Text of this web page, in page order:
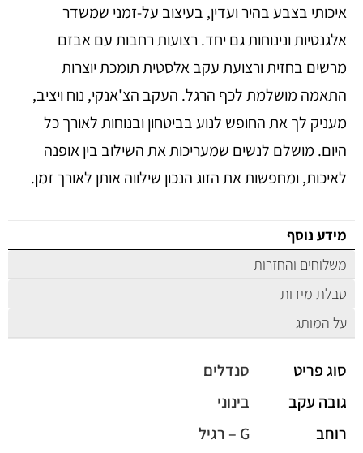
איכותי בצבע בהיר ועדין, בעיצוב על-זמני שמשדר
אלגנטיות ונינוחות גם יחד. רצועות רחבות עם אבזם
מרשים בחזית ורצועת עקב אלסטית תומכת יוצרות
התאמה מושלמת לכף הרגל. העקב הצ'אנקי, נוח ויציב,
מעניק לך את החופש לנוע בביטחון ובנוחות לאורך כל
היום. מושלם לנשים שמעריכות את השילוב בין אופנה
לאיכות, ומחפשות את הזוג הנכון שילווה אותן לאורך זמן.
מידע נוסף
משלוחים והחזרות
טבלת מידות
על המותג
סוג פריט
סנדלים
גובה עקב
בינוני
רוחב
G – רגיל